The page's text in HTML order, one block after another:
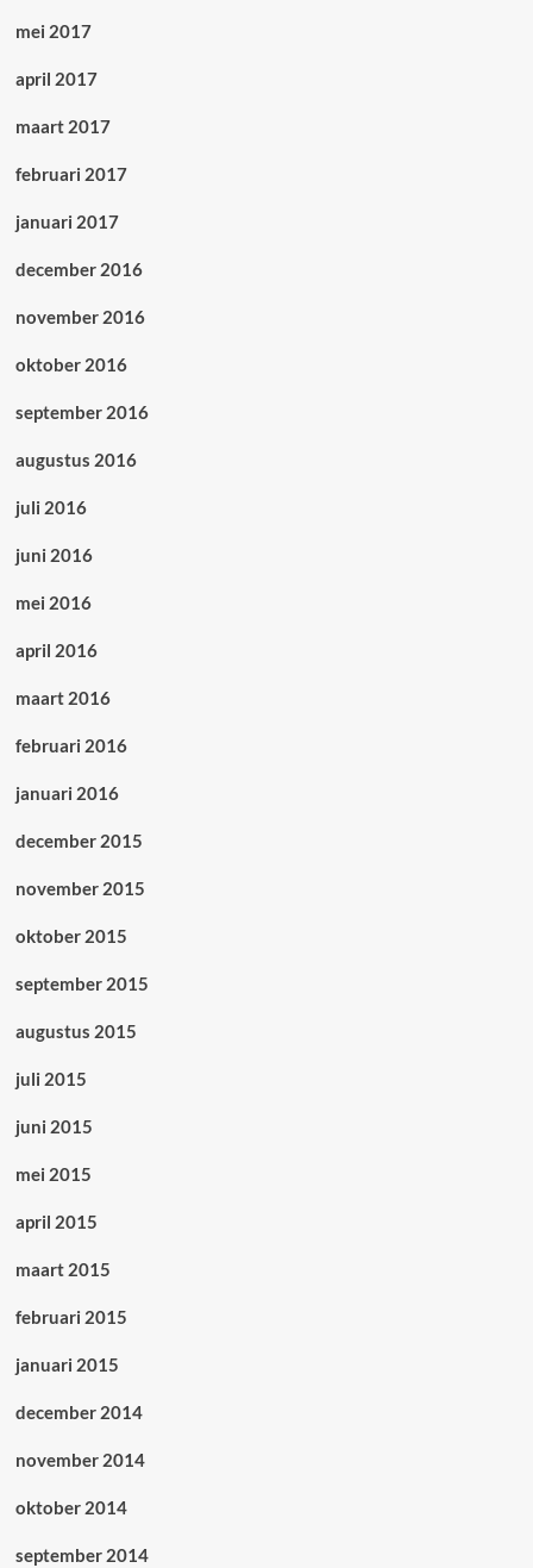
mei 2017
april 2017
maart 2017
februari 2017
januari 2017
december 2016
november 2016
oktober 2016
september 2016
augustus 2016
juli 2016
juni 2016
mei 2016
april 2016
maart 2016
februari 2016
januari 2016
december 2015
november 2015
oktober 2015
september 2015
augustus 2015
juli 2015
juni 2015
mei 2015
april 2015
maart 2015
februari 2015
januari 2015
december 2014
november 2014
oktober 2014
september 2014